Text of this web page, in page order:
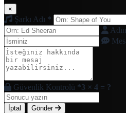
×
Şarkı Adı *
Güvenlik Kontrolü *3 × 4 = ?
İptal Gönder